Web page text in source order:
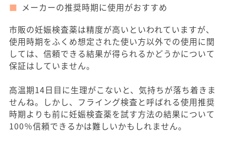
メーカーの推奨時期に使用がおすすめ
市販の妊娠検査薬は精度が高いといわれていますが、
使用時期をふくめ想定された使い方以外での使用に関
しては、信頼できる結果が得られるかどうかについて
保証はしていません。
高温期14日目に生理がこないと、気持ちが落ち着きま
せんね。しかし、フライング検査と呼ばれる使用推奨
時期よりも前に妊娠検査薬を試す方法の結果について
100％信頼できるかは難しいかもしれません。